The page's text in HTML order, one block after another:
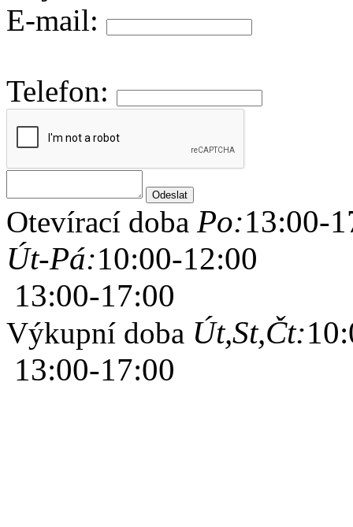
E-mail:
Telefon:
Otevírací doba Po:13:00-
Út-Pá:10:00-12:00
13:00-17:00
Výkupní doba Út,St,Čt:
13:00-17:00